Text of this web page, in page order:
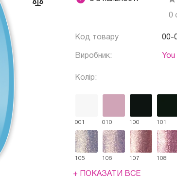
0
Код товару 00-
Виробник:
Колір:
001 010 100 101
105 106 107 108
+ ПОКАЗАТИ ВСЕ